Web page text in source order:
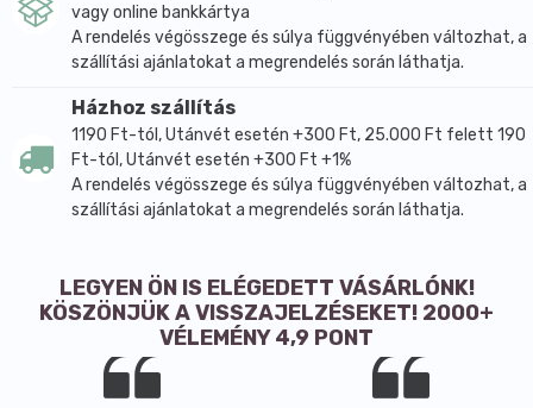
Az átlagos tápérték 100 g termékben 2484 kJ / 599
kcal energiatartalmat, 31,1 g fehérjét, 4,1 g
szénhidrátot, ebből 1,7 g cukrot, 49,2 g zsírt, ebből 5 g
telített zsírsavat, valamint kevesebb mint 0,1 g sót
tartalmaz. A termék bio, gluténmentes, laktózmentes,
szójamentes, vegán és cukormentes jelöléssel
szerepel. Származási helye Észtország.
Főbb hatóanyagok és összetevők
Segédanyagok: a gyártói adatok alapján nem
tartalmaz hozzáadott segédanyagot, aromát vagy
egyéb mesterséges anyagot
Átlagos tápérték 100 g termékben: energia 2484 kJ /
vagy online bankkártya
A rendelés végösszege és súlya függvényében változhat, a
szállítási ajánlatokat a megrendelés során láthatja.
Házhoz szállítás
1190 Ft-tól, Utánvét esetén +300 Ft, 25.000 Ft felett 190
Ft-tól, Utánvét esetén +300 Ft +1%
A rendelés végösszege és súlya függvényében változhat, a
szállítási ajánlatokat a megrendelés során láthatja.
LEGYEN ÖN IS ELÉGEDETT VÁSÁRLÓNK!
KÖSZÖNJÜK A VISSZAJELZÉSEKET! 2000+
VÉLEMÉNY 4,9 PONT